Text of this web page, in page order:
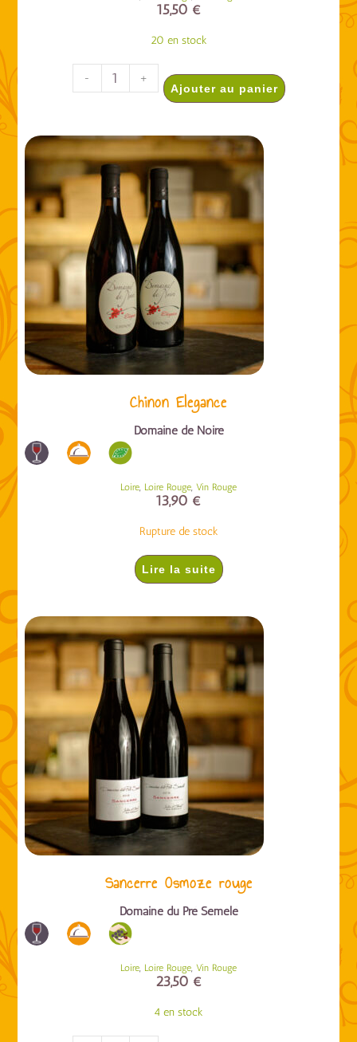
15,50 €
20 en stock
- +
Ajouter au panier
Chinon Elegance
Domaine de Noiré
Loire, Loire Rouge, Vin Rouge
13,90 €
Rupture de stock
Lire la suite
Sancerre Osmoze rouge
Domaine du Pré Semelé
Loire, Loire Rouge, Vin Rouge
23,50 €
4 en stock